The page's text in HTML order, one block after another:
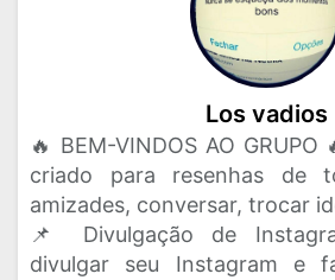
Los vadios
🔥 BEM-VINDOS AO
criado para resenhas de
amizades, conversar, trocar
📌 Divulgação de
divulgar seu Instagram e